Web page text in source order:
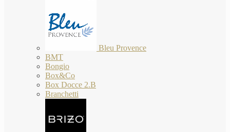
Bleu Provence
BMT
Bongio
Box&Co
Box Docce 2.B
Branchetti